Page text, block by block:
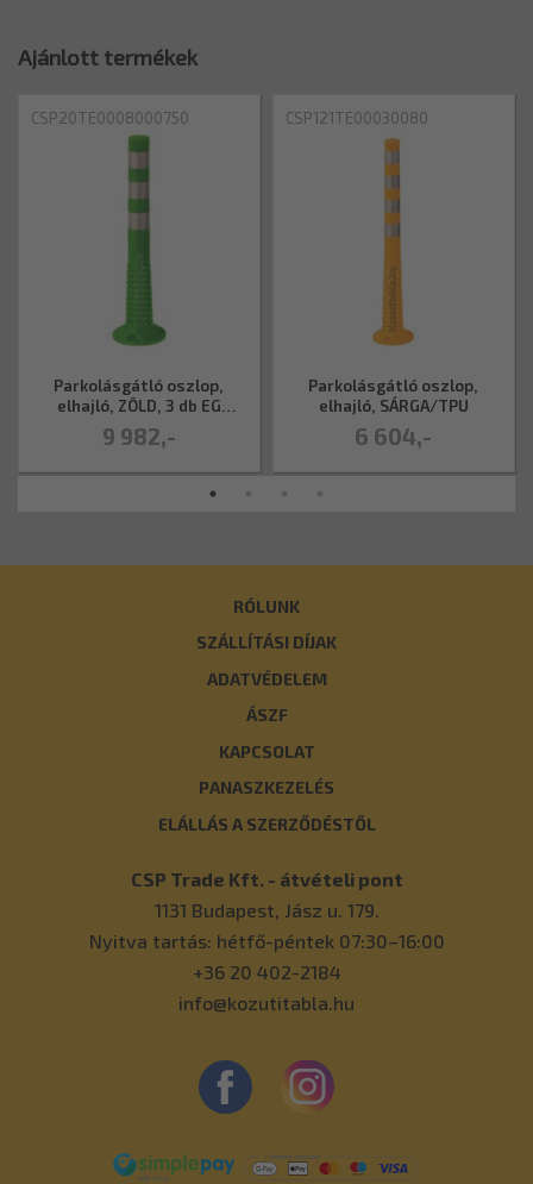
Ajánlott termékek
CSP20TE0008000750
9 982,-
Parkolásgátló oszlop,
elhajló, ZÖLD, 3 db EG
fényvisszavető
CSP121TE00030080
6 604,-
Parkolásgátló oszlop,
elhajló, SÁRGA/TPU
RÓLUNK
SZÁLLÍTÁSI DÍJAK
ADATVÉDELEM
ÁSZF
KAPCSOLAT
PANASZKEZELÉS
ELÁLLÁS A SZERZŐDÉSTŐL
CSP Trade Kft. - átvételi pont
1131 Budapest, Jász u. 179.
Nyitva tartás: hétfő-péntek 07:30–16:00
+36 20 402-2184
info@kozutitabla.hu